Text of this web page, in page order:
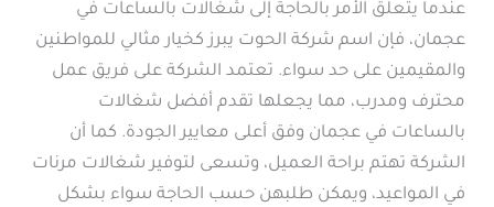
عندما يتعلق الأمر بالحاجة إلى شغالات بالساعات في
عجمان، فإن اسم شركة الحوت يبرز كخيار مثالي للمواطنين
والمقيمين على حد سواء. تعتمد الشركة على فريق عمل
محترف ومدرب، مما يجعلها تقدم أفضل شغالات
بالساعات في عجمان وفق أعلى معايير الجودة. كما أن
الشركة تهتم براحة العميل، وتسعى لتوفير شغالات مرنات
في المواعيد، ويمكن طلبهن حسب الحاجة سواء بشكل